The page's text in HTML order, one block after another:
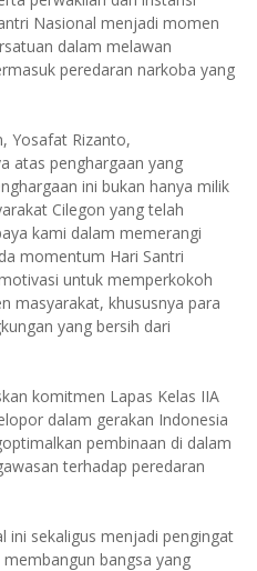
Nasional menjadi momen
dalam melawan
peredaran narkoba yang
Yosafat Rizanto,
atas penghargaan yang
ini bukan hanya milik
Cilegon yang telah
kami dalam memerangi
momentum Hari Santri
untuk memperkokoh
masyarakat, khususnya para
yang bersih dari
komitmen Lapas Kelas IIA
dalam gerakan Indonesia
pembinaan di dalam
terhadap peredaran
ini sekaligus menjadi pengingat
bangsa yang